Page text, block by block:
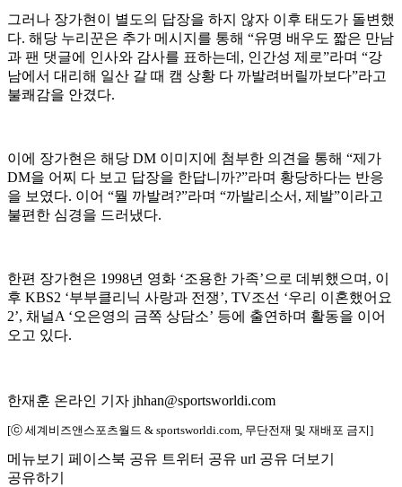
그러나 장가현이 별도의 답장을 하지 않자 이후 태도가 돌변했
다. 해당 누리꾼은 추가 메시지를 통해 “유명 배우도 짧은 만남
과 팬 댓글에 인사와 감사를 표하는데, 인간성 제로”라며 “강
남에서 대리해 일산 갈 때 캠 상황 다 까발려버릴까보다”라고
불쾌감을 안겼다.
이에 장가현은 해당 DM 이미지에 첨부한 의견을 통해 “제가
DM을 어찌 다 보고 답장을 한답니까?”라며 황당하다는 반응
을 보였다. 이어 “뭘 까발려?”라며 “까발리소서, 제발”이라고
불편한 심경을 드러냈다.
한편 장가현은 1998년 영화 ‘조용한 가족’으로 데뷔했으며, 이
후 KBS2 ‘부부클리닉 사랑과 전쟁’, TV조선 ‘우리 이혼했어요
2’, 채널A ‘오은영의 금쪽 상담소’ 등에 출연하며 활동을 이어
오고 있다.
한재훈 온라인 기자 jhhan@sportsworldi.com
[ⓒ 세계비즈앤스포츠월드 & sportsworldi.com, 무단전재 및 재배포 금지]
메뉴보기 페이스북 공유 트위터 공유 url 공유 더보기
공유하기